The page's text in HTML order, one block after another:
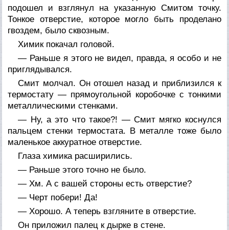
подошел и взглянул на указанную Смитом точку.
Тонкое отверстие, которое могло быть проделано
гвоздем, было сквозным.
Химик покачал головой.
— Раньше я этого не видел, правда, я особо и не
приглядывался.
Смит молчал. Он отошел назад и приблизился к
термостату — прямоугольной коробочке с тонкими
металлическими стенками.
— Ну, а это что такое?! — Смит мягко коснулся
пальцем стенки термостата. В металле тоже было
маленькое аккуратное отверстие.
Глаза химика расширились.
— Раньше этого точно не было.
— Хм. А с вашей стороны есть отверстие?
— Черт побери! Да!
— Хорошо. А теперь взгляните в отверстие.
Он приложил палец к дырке в стене.